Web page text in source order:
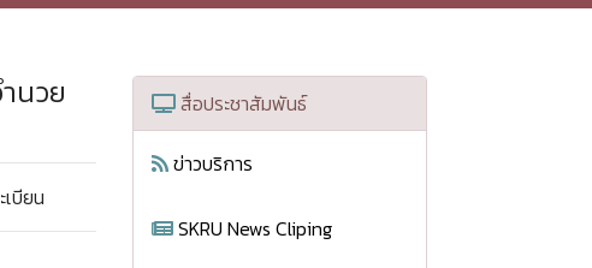
นวย
บียน
สื่อประชาสัมพันธ์
ข่าวบริการ
SKRU News Cliping